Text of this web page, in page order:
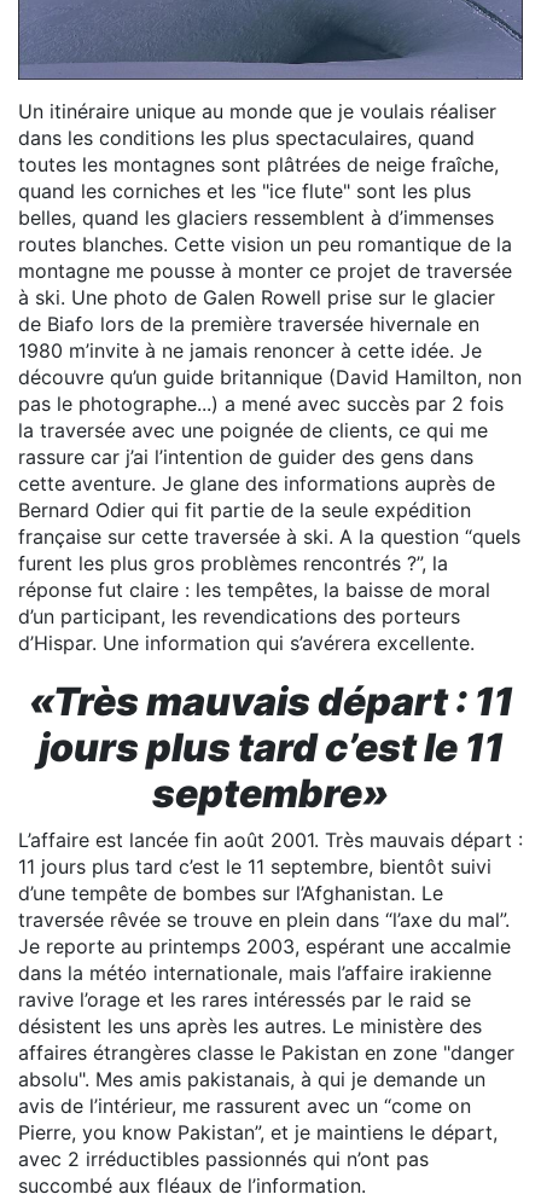
Un itinéraire unique au monde que je voulais réaliser
dans les conditions les plus spectaculaires, quand
toutes les montagnes sont plâtrées de neige fraîche,
quand les corniches et les "ice flute" sont les plus
belles, quand les glaciers ressemblent à d’immenses
routes blanches. Cette vision un peu romantique de la
montagne me pousse à monter ce projet de traversée
à ski. Une photo de Galen Rowell prise sur le glacier
de Biafo lors de la première traversée hivernale en
1980 m’invite à ne jamais renoncer à cette idée. Je
découvre qu’un guide britannique (David Hamilton, non
pas le photographe...) a mené avec succès par 2 fois
la traversée avec une poignée de clients, ce qui me
rassure car j’ai l’intention de guider des gens dans
cette aventure. Je glane des informations auprès de
Bernard Odier qui fit partie de la seule expédition
française sur cette traversée à ski. A la question “quels
furent les plus gros problèmes rencontrés ?”, la
réponse fut claire : les tempêtes, la baisse de moral
d’un participant, les revendications des porteurs
d’Hispar. Une information qui s’avérera excellente.
«Très mauvais départ : 11
jours plus tard c’est le 11
septembre»
L’affaire est lancée fin août 2001. Très mauvais départ :
11 jours plus tard c’est le 11 septembre, bientôt suivi
d’une tempête de bombes sur l’Afghanistan. Le
traversée rêvée se trouve en plein dans “l’axe du mal”.
Je reporte au printemps 2003, espérant une accalmie
dans la météo internationale, mais l’affaire irakienne
ravive l’orage et les rares intéressés par le raid se
désistent les uns après les autres. Le ministère des
affaires étrangères classe le Pakistan en zone "danger
absolu". Mes amis pakistanais, à qui je demande un
avis de l’intérieur, me rassurent avec un “come on
Pierre, you know Pakistan”, et je maintiens le départ,
avec 2 irréductibles passionnés qui n’ont pas
succombé aux fléaux de l’information.